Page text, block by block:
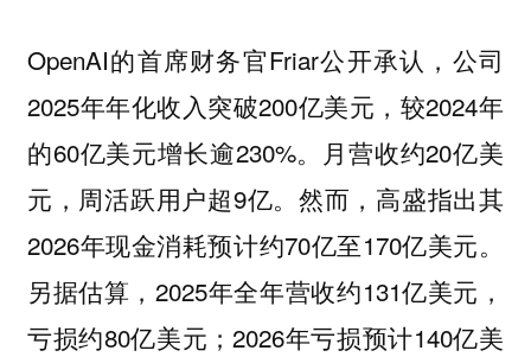
OpenAI的首席财务官Friar公开承认，公司
2025年年化收入突破200亿美元，较2024年
的60亿美元增长逾230%。月营收约20亿美
元，周活跃用户超9亿。然而，高盛指出其
2026年现金消耗预计约70亿至170亿美元。
另据估算，2025年全年营收约131亿美元，
亏损约80亿美元；2026年亏损预计140亿美